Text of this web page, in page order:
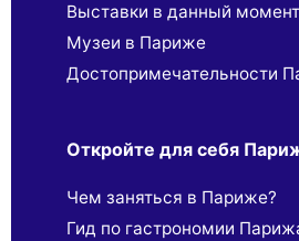
Выставки в данный момент
Музеи в Париже
Достопримечательности
Откройте для себя
Чем заняться в Париже?
Гид по гастрономии